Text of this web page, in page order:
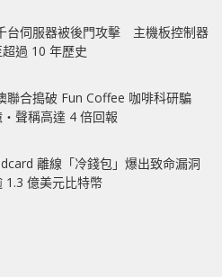
台伺服器被後門攻擊 主機板控制器
過 10 年歷史
聯合搗破 Fun Coffee 咖啡科研騙
聲稱高達 4 倍回報
離線「冷錢包」爆出致命漏洞
1.3 億美元比特幣